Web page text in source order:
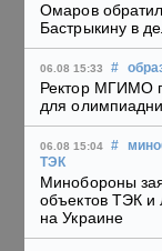
Омаров
Бастрыкину в
06.08 15:33 #
Ректор МГИМО
для
06.08 15:04 #
ТЭК
Минобороны
объектов ТЭК и
на Украине